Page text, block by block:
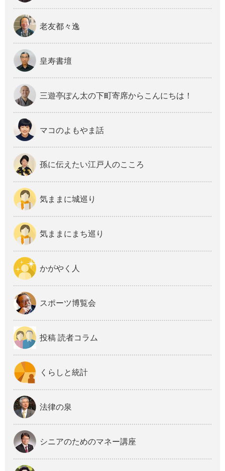
老友都々逸
皇寿書壇
三遊亭ぽん太の下町寄席からこんにちは！
マコのよもやま話
孫に伝えたい江戸人のこころ
気ままに城巡り
気ままにまち巡り
かがやく人
スポーツ博覧会
投稿 読者コラム
くらしと統計
法律の泉
シニアのためのマネー講座